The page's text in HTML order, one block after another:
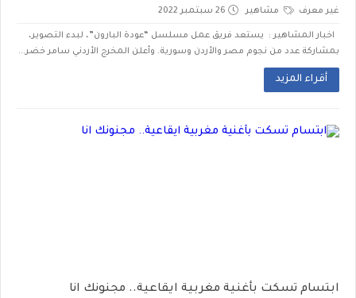
غير معرف مشاهير 26 سبتمبر 2022
اخبار المشاهير : يستعد فريق عمل مسلسل “عودة البارون”، لبدء التصوير،
بمشاركة عدد من نجوم مصر والأردن وسورية. وأعلن المخرج الأردني سامر خضر...
أقراء المزيد
ابتسام تسكت بأغنية مغربية ايقاعية.. مجنونك انا